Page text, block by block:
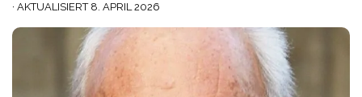
· AKTUALISIERT 8. APRIL 2026